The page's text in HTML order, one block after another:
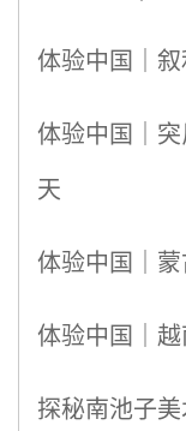
体验中国｜
体验中国｜
天
体验中国｜
体验中国｜
探秘南池子